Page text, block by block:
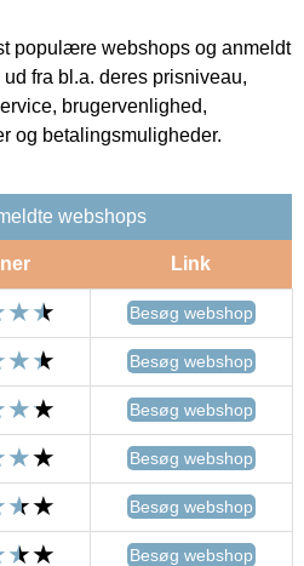
populære webshops og anmeldt
fra bl.a. deres prisniveau,
brugervenlighed,
og betalingsmuligheder.
webshops
Link
Besøg webshop
Besøg webshop
Besøg webshop
Besøg webshop
Besøg webshop
Besøg webshop